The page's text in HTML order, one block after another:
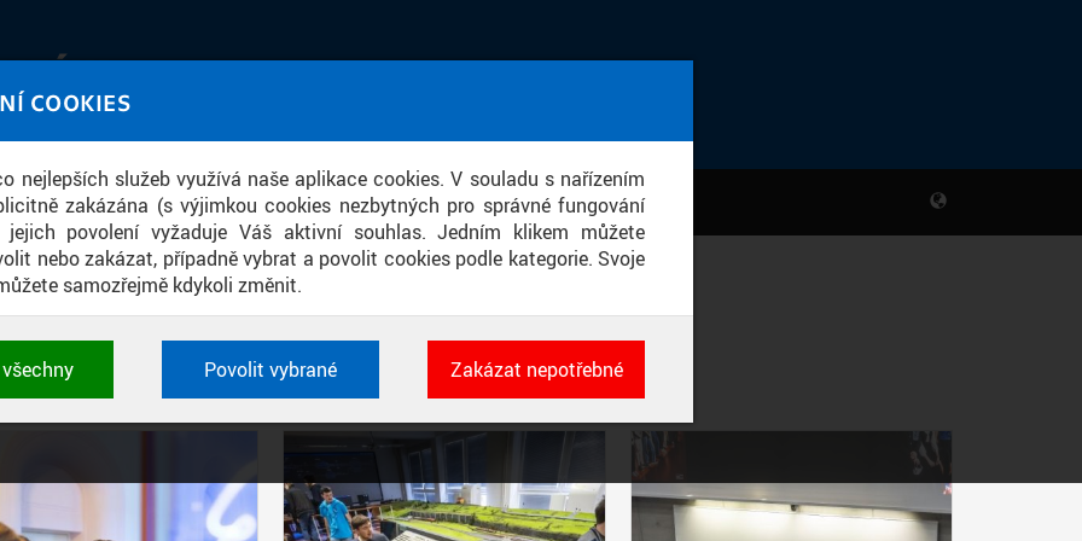
COOKIES
nejlepších služeb využívá naše aplikace cookies. V souladu s nařízením
zakázána (s výjimkou cookies nezbytných pro správné fungování
povolení vyžaduje Váš aktivní souhlas. Jedním klikem můžete
nebo zakázat, případně vybrat a povolit cookies podle kategorie. Svoje
samozřejmě kdykoli změnit.
a identifikátorů relace. Jsou nezbytné pro správné
vždy aktivní.
Povolit vybrané Zakázat nepotřebné
obrazem a zvukem
PŘÍSPĚVKY PODLE FILTRU
Aktivní filtry: ŠTÍTEK: DOD